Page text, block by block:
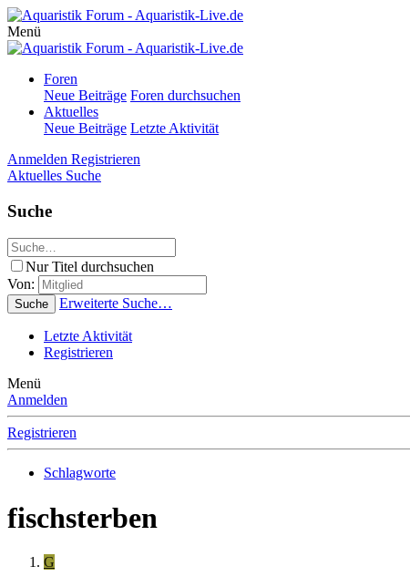
Menü
Foren
Neue Beiträge Foren durchsuchen
Aktuelles
Neue Beiträge Letzte Aktivität
Anmelden Registrieren
Aktuelles Suche
Suche
Nur Titel durchsuchen
Von:
Suche Erweiterte Suche…
Letzte Aktivität
Registrieren
Menü
Anmelden
Registrieren
Schlagworte
fischsterben
G